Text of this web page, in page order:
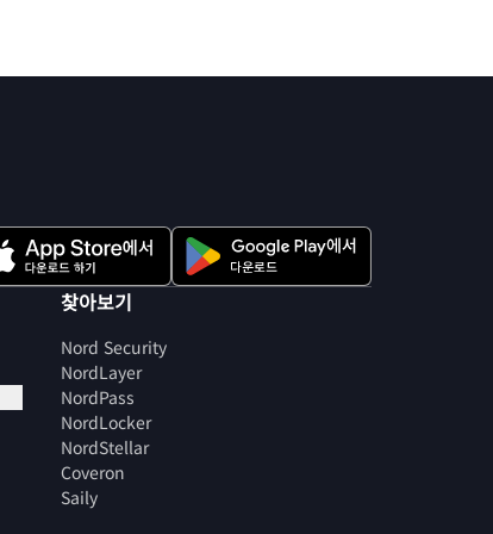
찾아보기
Nord Security
NordLayer
NordPass
NordLocker
NordStellar
Coveron
Saily